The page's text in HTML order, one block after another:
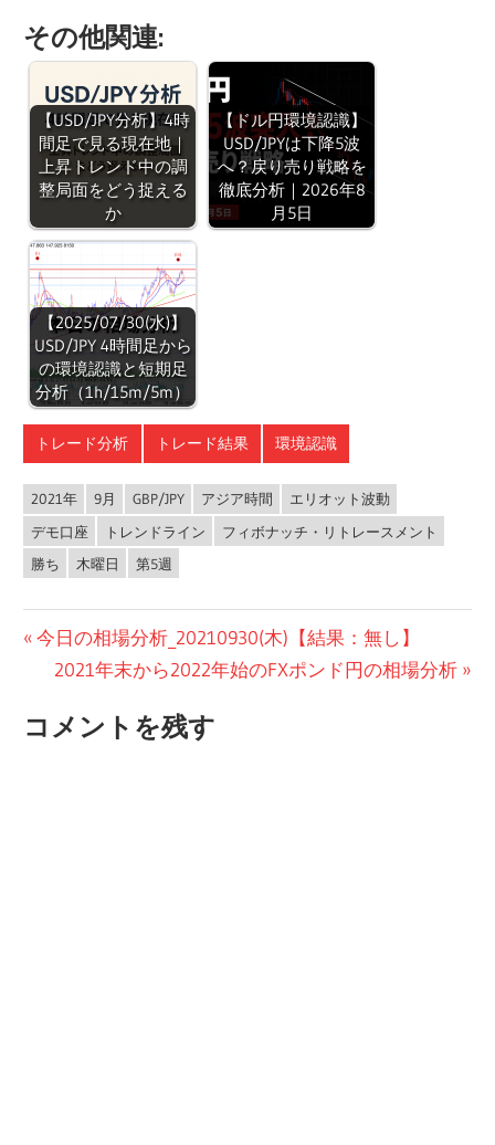
その他関連:
【USD/JPY分析】4時
間足で見る現在地｜
上昇トレンド中の調
整局面をどう捉える
か
【ドル円環境認識】
USD/JPYは下降5波
へ？戻り売り戦略を
徹底分析｜2026年8
月5日
【2025/07/30(水)】
USD/JPY 4時間足から
の環境認識と短期足
分析（1h/15m/5m）
トレード分析 トレード結果 環境認識
2021年 9月 GBP/JPY アジア時間
エリオット波動
デモ口座
トレンドライン
フィボナッチ・リトレースメント
勝ち
木曜日 第5週
投
ナ
前
稿:
今日の相場分析_20210930(木)【結果：無し】
次
投
2021年末から2022年始のFXポンド円の相場分析
コメントを残す